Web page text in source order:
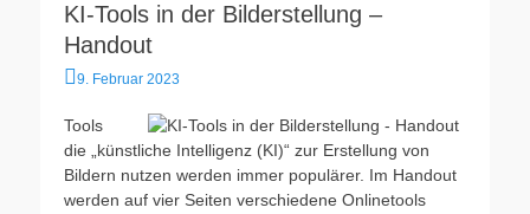
KI-Tools in der Bilderstellung –
Handout
Veröffentlicht
9. Februar 2023
Tools
die „künstliche Intelligenz (KI)“ zur Erstellung von
Bildern nutzen werden immer populärer. Im Handout
werden auf vier Seiten verschiedene Onlinetools